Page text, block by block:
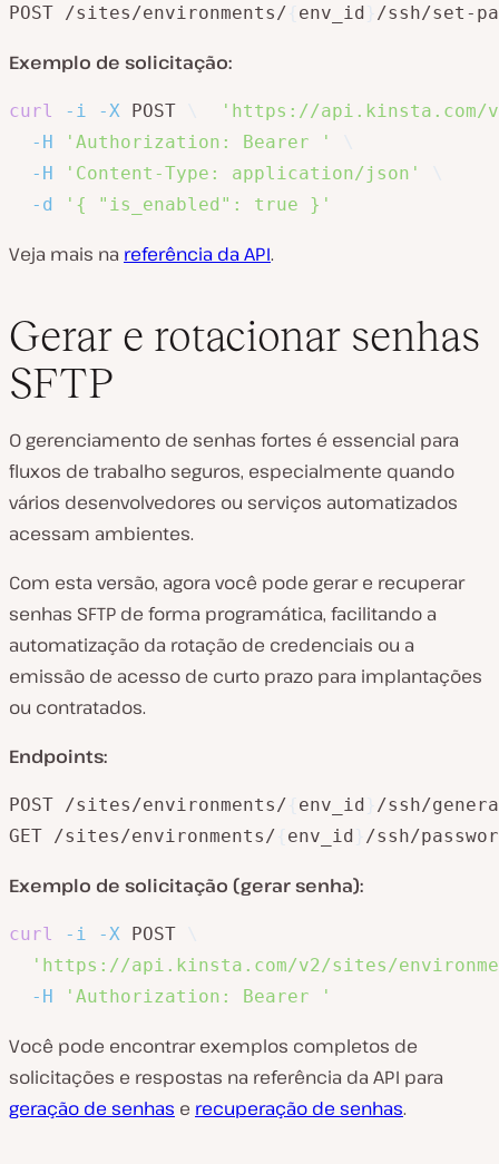
POST /sites/environments/ env_id /ssh/set-
Exemplo de solicitação:
curl -i -X POST
'https://api.kinsta.com/
-H
'Authorization: Bearer '
-H
'Content-Type: application/json'
-d
'{ "is_enabled": true }'
Veja mais na referência da API.
Gerar e rotacionar senhas
SFTP
O gerenciamento de senhas fortes é essencial para
fluxos de trabalho seguros, especialmente quando
vários desenvolvedores ou serviços automatizados
acessam ambientes.
Com esta versão, agora você pode gerar e recuperar
senhas SFTP de forma programática, facilitando a
automatização da rotação de credenciais ou a
emissão de acesso de curto prazo para implantações
ou contratados.
Endpoints:
POST /sites/environments/ env_id
/ssh/
GET /sites/environments/
env_id /ssh/
Exemplo de solicitação (gerar senha):
curl -i -X POST
'https://api.kinsta.com/v2/sites/
-H
'Authorization: Bearer '
Você pode encontrar exemplos completos de
solicitações e respostas na referência da API para
geração de senhas e recuperação de senhas.